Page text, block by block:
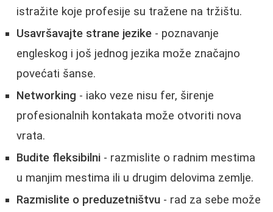
istražite koje profesije su tražene na tržištu.
Usavršavajte strane jezike - poznavanje
engleskog i još jednog jezika može značajno
povećati šanse.
Networking - iako veze nisu fer, širenje
profesionalnih kontakata može otvoriti nova
vrata.
Budite fleksibilni - razmislite o radnim mestima
u manjim mestima ili u drugim delovima zemlje.
Razmislite o preduzetništvu - rad za sebe može